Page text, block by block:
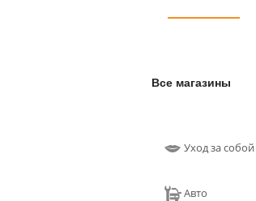
Все магазины
Уход за собой
Авто